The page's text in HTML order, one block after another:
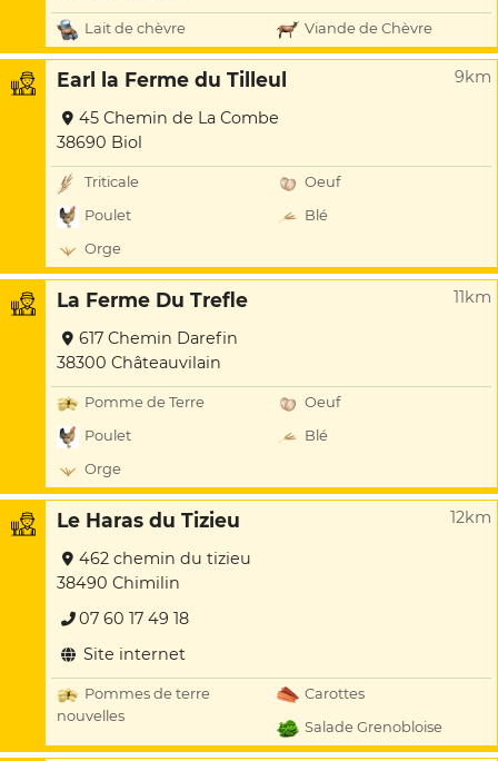
Lait de chèvre Viande de Chèvre
Earl la Ferme du Tilleul 9km
45 Chemin de La Combe
38690 Biol
Triticale
Oeuf
Poulet
Blé
Orge
La Ferme Du Trefle 11km
617 Chemin Darefin
38300 Châteauvilain
Pomme de Terre
Oeuf
Poulet
Blé
Orge
Le Haras du Tizieu 12km
462 chemin du tizieu
38490 Chimilin
07 60 17 49 18
Site internet
Pommes de terre
nouvelles
Carottes
Salade Grenobloise